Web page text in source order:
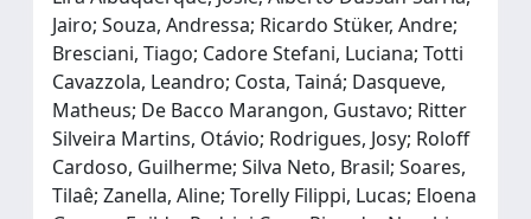
Jairo; Souza, Andressa; Ricardo Stüker, Andre;
Bresciani, Tiago; Cadore Stefani, Luciana; Totti
Cavazzola, Leandro; Costa, Tainá; Dasqueve,
Matheus; De Bacco Marangon, Gustavo; Ritter
Silveira Martins, Otávio; Rodrigues, Josy; Roloff
Cardoso, Guilherme; Silva Neto, Brasil; Soares,
Tilaê; Zanella, Aline; Torelly Filippi, Lucas; Eloena